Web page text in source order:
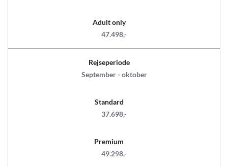
Adult only
47.498,-
Rejseperiode
September - oktober
Standard
37.698,-
Premium
49.298,-